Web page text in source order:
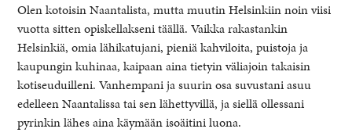
Olen kotoisin Naantalista, mutta muutin Helsinkiin noin viisi
vuotta sitten opiskellakseni täällä. Vaikka rakastankin
Helsinkiä, omia lähikatujani, pieniä kahviloita, puistoja ja
kaupungin kuhinaa, kaipaan aina tietyin väliajoin takaisin
kotiseuduilleni. Vanhempani ja suurin osa suvustani asuu
edelleen Naantalissa tai sen lähettyvillä, ja siellä ollessani
pyrinkin lähes aina käymään isoäitini luona.